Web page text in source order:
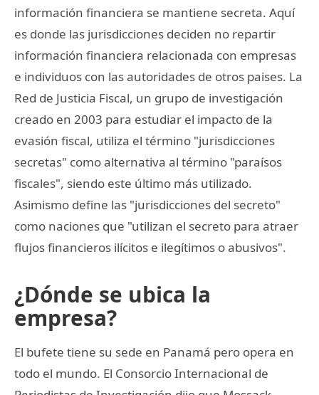
información financiera se mantiene secreta. Aquí
es donde las jurisdicciones deciden no repartir
información financiera relacionada con empresas
e individuos con las autoridades de otros paises. La
Red de Justicia Fiscal, un grupo de investigación
creado en 2003 para estudiar el impacto de la
evasión fiscal, utiliza el término "jurisdicciones
secretas" como alternativa al término "paraísos
fiscales", siendo este último más utilizado.
Asimismo define las "jurisdicciones del secreto"
como naciones que "utilizan el secreto para atraer
flujos financieros ilícitos e ilegítimos o abusivos".
¿Dónde se ubica la
empresa?
El bufete tiene su sede en Panamá pero opera en
todo el mundo. El Consorcio Internacional de